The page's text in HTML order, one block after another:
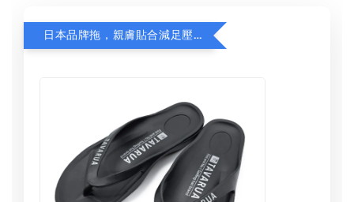
日本品牌拖，親膚貼合減足壓，超值加購75折！